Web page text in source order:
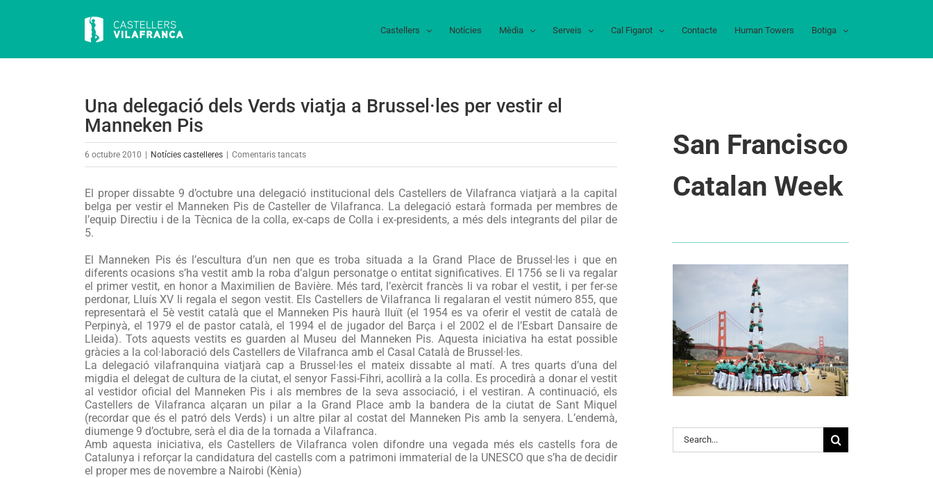
Castellers Notícies Mèdia Serveis Cal Figarot Contacte Human Towers Botiga
Una delegació dels Verds viatja a Brussel·les per vestir el
Manneken Pis
6 octubre 2010 Notícies castelleres Comentaris tancatsa
delegació
dels
Verds
Brussel·les
per
vestir
el
Manneken
Pis
El proper dissabte 9 d’octubre una delegació institucional dels Castellers de Vilafranca viatjarà a la capital
belga per vestir el Manneken Pis de Casteller de Vilafranca. La delegació estarà formada per membres de
l’equip Directiu i de la Tècnica de la colla, ex-caps de Colla i ex-presidents, a més dels integrants del pilar de
5.
El Manneken Pis és l’escultura d’un nen que es troba situada a la Grand Place de Brussel·les i que en
diferents ocasions s’ha vestit amb la roba d’algun personatge o entitat significatives. El 1756 se li va regalar
el primer vestit, en honor a Maximilien de Bavière. Més tard, l’exèrcit francès li va robar el vestit, i per fer-se
perdonar, Lluís XV li regala el segon vestit. Els Castellers de Vilafranca li regalaran el vestit número 855, que
representarà el 5è vestit català que el Manneken Pis haurà lluït (el 1954 es va oferir el vestit de català de
Perpinyà, el 1979 el de pastor català, el 1994 el de jugador del Barça i el 2002 el de l’Esbart Dansaire de
Lleida). Tots aquests vestits es guarden al Museu del Manneken Pis. Aquesta iniciativa ha estat possible
gràcies a la col·laboració dels Castellers de Vilafranca amb el Casal Català de Brussel·les.
La delegació vilafranquina viatjarà cap a Brussel·les el mateix dissabte al matí. A tres quarts d’una del
migdia el delegat de cultura de la ciutat, el senyor Fassi-Fihri, acollirà a la colla. Es procedirà a donar el vestit
al vestidor oficial del Manneken Pis i als membres de la seva associació, i el vestiran. A continuació, els
Castellers de Vilafranca alçaran un pilar a la Grand Place amb la bandera de la ciutat de Sant Miquel
(recordar que és el patró dels Verds) i un altre pilar al costat del Manneken Pis amb la senyera. L’endemà,
diumenge 9 d’octubre, serà el dia de la tornada a Vilafranca.
Amb aquesta iniciativa, els Castellers de Vilafranca volen difondre una vegada més els castells fora de
Catalunya i reforçar la candidatura del castells com a patrimoni immaterial de la UNESCO que s’ha de decidir
el proper mes de novembre a Nairobi (Kènia)
San Francisco
Catalan Week
Search
for: